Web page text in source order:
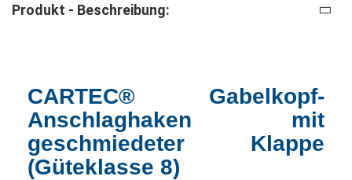
Produkt - Beschreibung:
CARTEC® Gabelkopf-
Anschlaghaken mit
geschmiedeter Klappe
(Güteklasse 8)